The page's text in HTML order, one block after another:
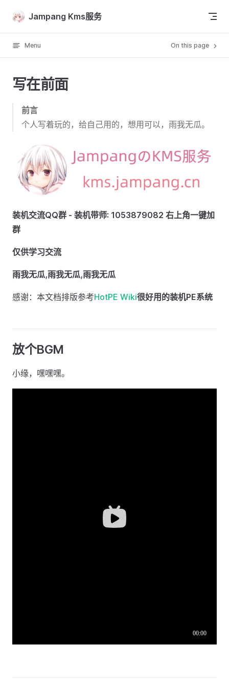
Skip to content
Jampang Kms服务
Menu On this page
写在前面
前言
个人写着玩的，给自己用的，想用可以，雨我无瓜。
装机交流QQ群 - 装机带师: 1053879082 右上角一键加
群
仅供学习交流
雨我无瓜,雨我无瓜,雨我无瓜
感谢：本文档排版参考HotPE Wiki很好用的装机PE系统
放个BGM
小缘，嘿嘿嘿。